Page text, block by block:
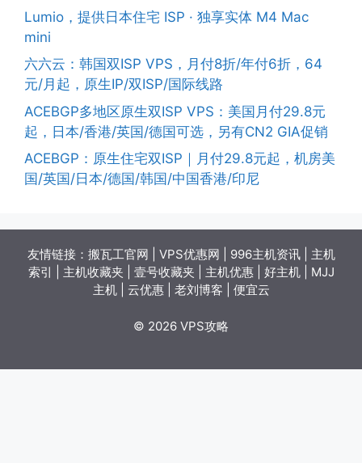
Lumio，提供日本住宅 ISP · 独享实体 M4 Mac
mini
六六云：韩国双ISP VPS，月付8折/年付6折，64
元/月起，原生IP/双ISP/国际线路
ACEBGP多地区原生双ISP VPS：美国月付29.8元
起，日本/香港/英国/德国可选，另有CN2 GIA促销
ACEBGP：原生住宅双ISP｜月付29.8元起，机房美
国/英国/日本/德国/韩国/中国香港/印尼
友情链接： 搬瓦工官网 VPS优惠网 996主机资讯| 主机
索引
主机收藏夹 壹号收藏夹 主机优惠| 好主机| MJJ
主机| 云优惠| 老刘博客 便宜云
© 2026 VPS攻略